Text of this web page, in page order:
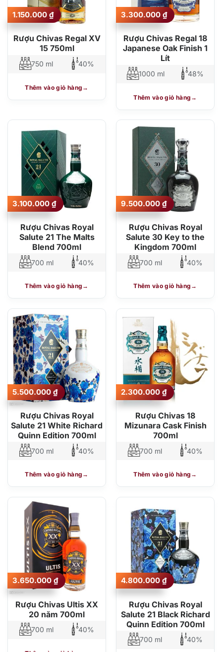
Rượu Chivas Regal XV
15 750ml
1.150.000 ₫
750 ml 40%
Thêm vào giỏ hàng
Rượu Chivas Regal 18
Japanese Oak Finish 1
Lít
3.300.000 ₫
1000 ml 48%
Thêm vào giỏ hàng
Rượu Chivas Royal
Salute 21 The Malts
Blend 700ml
3.100.000 ₫
700 ml 40%
Thêm vào giỏ hàng
Rượu Chivas Royal
Salute 30 Key to the
Kingdom 700ml
9.500.000 ₫
700 ml 40%
Thêm vào giỏ hàng
Rượu Chivas Royal
Salute 21 White Richard
Quinn Edition 700ml
5.500.000 ₫
700 ml 40%
Thêm vào giỏ hàng
Rượu Chivas 18
Mizunara Cask Finish
700ml
2.300.000 ₫
700 ml 40%
Thêm vào giỏ hàng
Rượu Chivas Ultis XX
20 năm 700ml
3.650.000 ₫
700 ml 40%
Rượu Chivas Royal
Salute 21 Black Richard
Quinn Edition 700ml
4.800.000 ₫
700 ml 40%